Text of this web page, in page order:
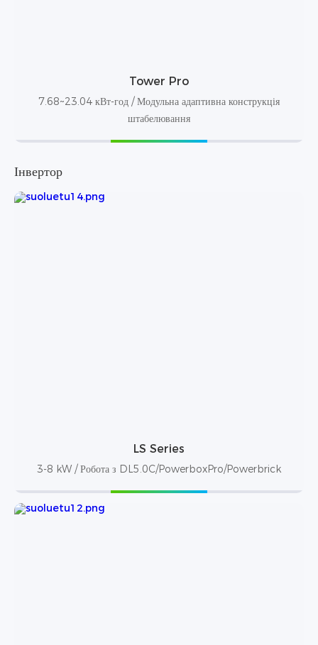
Tower Pro
7.68~23.04 кВт-год / Модульна адаптивна конструкція
штабелювання
Інвертор
LS Series
3-8 kW / Робота з DL5.0C/PowerboxPro/Powerbrick